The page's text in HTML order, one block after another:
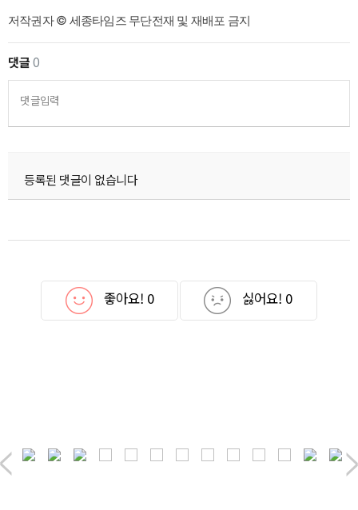
저작권자 © 세종타임즈 무단전재 및 재배포 금지
댓글0
댓글입력
등록된 댓글이 없습니다
좋아요! 0 싫어요! 0